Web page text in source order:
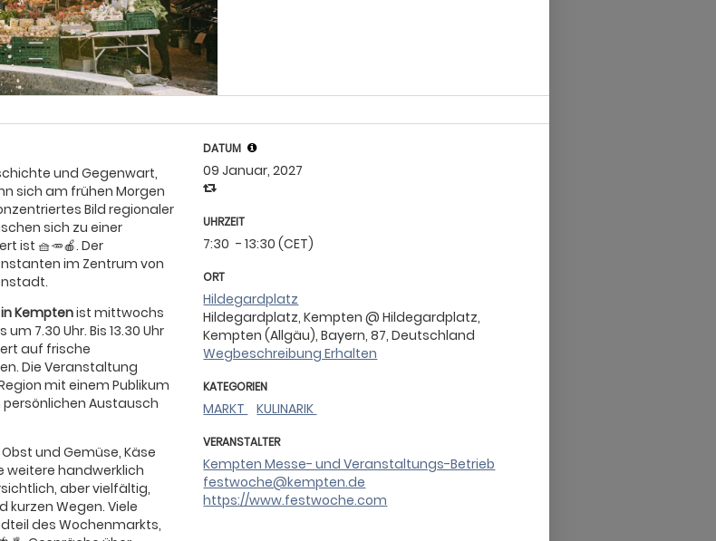
und Gegenwart,
sich am frühen Morgen
Bild regionaler
sich zu einer
ist 🧺🥕🍎. Der
im Zentrum von
Kemptenist mittwochs
7.30 Uhr. Bis 13.30 Uhr
auf frische
Die Veranstaltung
mit einem Publikum
Austausch
und Gemüse, Käse
weitere handwerklich
aber vielfältig,
Wegen. Viele
des Wochenmarkts,
DATUM
09 Januar, 2027
UHRZEIT
7:30 - 13:30 (CET)
ORT
Hildegardplatz
Hildegardplatz, Kempten @ Hildegardplatz,
Kempten (Allgäu), Bayern, 87, Deutschland
Wegbeschreibung Erhalten
KATEGORIEN
MARKT KULINARIK
VERANSTALTER
Kempten Messe- und Veranstaltungs-Betrieb
festwoche@kempten.de
https://www.festwoche.com